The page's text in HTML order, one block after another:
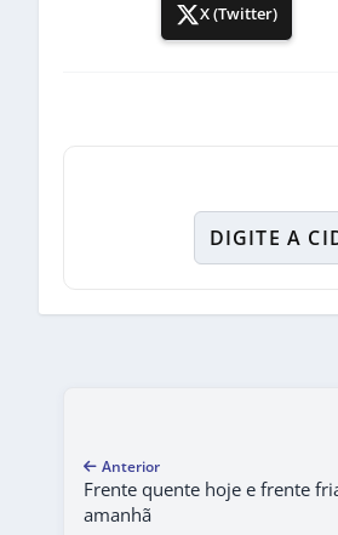
X (Twitter)
Anterior
Frente quente hoje e frente
amanhã